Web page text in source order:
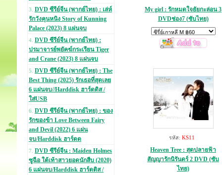
3. DVD ซีรีย์จีน (พากย์ไทย) : เล่ห์
รักวังคุนหนิง Story of Kunning
Palace (2023) 8 แผ่นจบ
4. DVD ซีรีย์จีน (พากย์ไทย) :
ปรมาจารย์พยัคฆ์กระเรียน Tiger
and Crane (2023) 8 แผ่นจบ
5. DVD ซีรีย์จีน (พากย์ไทย) : The
Best Thing (2025) รักเธอที่สุดเลย
6 แผ่นจบ//Harddisk ฮาร์ดดิส /
ใส่USB
6. DVD ซีรีย์จีน (พากย์ไทย) : ของ
รักของข้า Love Between Fairy
and Devil (2022) 6 แผ่น
จบ/Harddisk ฮาร์ดด
7. DVD ซีรีย์จีน : Maiden Holmes
ซูฉือ ใต้เท้าสาวยอดนักสืบ (2020)
6 แผ่นจบ/Harddisk ฮาร์ดดิส /
My girl : รักหมดใจยัยกะล่อน 3
DVDช่อง7 (ซับไทย)
รหัส: KS11
Heaven Tree : สุดปลายฟ้า
สัญญารักนิรันดร์ 2 DVD (ซับ
ไทย)